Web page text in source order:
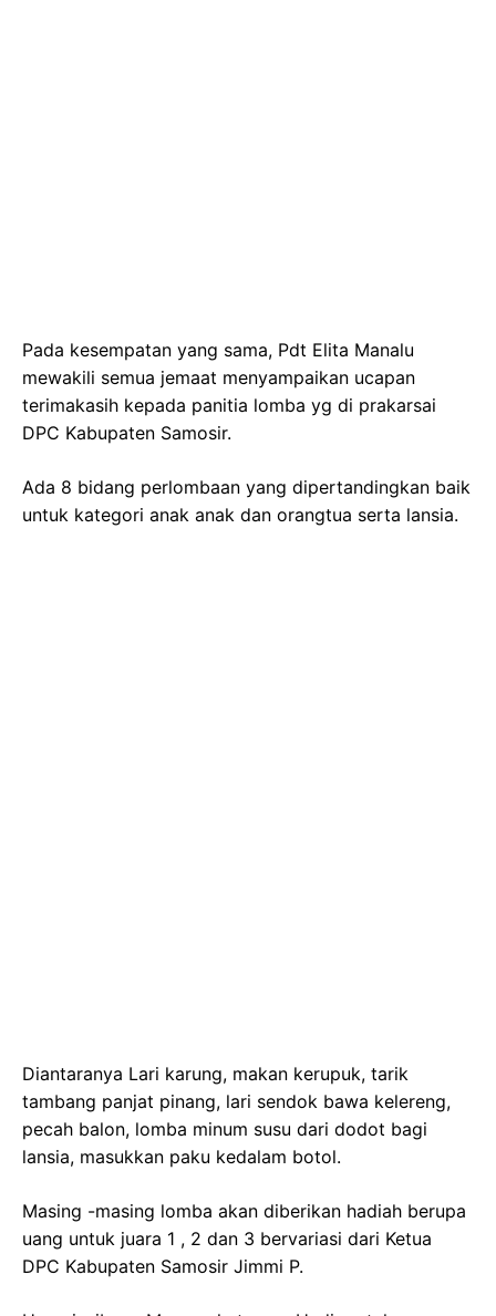
Pada kesempatan yang sama, Pdt Elita Manalu
mewakili semua jemaat menyampaikan ucapan
terimakasih kepada panitia lomba yg di prakarsai
DPC Kabupaten Samosir.
Ada 8 bidang perlombaan yang dipertandingkan baik
untuk kategori anak anak dan orangtua serta lansia.
Diantaranya Lari karung, makan kerupuk, tarik
tambang panjat pinang, lari sendok bawa kelereng,
pecah balon, lomba minum susu dari dodot bagi
lansia, masukkan paku kedalam botol.
Masing -masing lomba akan diberikan hadiah berupa
uang untuk juara 1 , 2 dan 3 bervariasi dari Ketua
DPC Kabupaten Samosir Jimmi P.